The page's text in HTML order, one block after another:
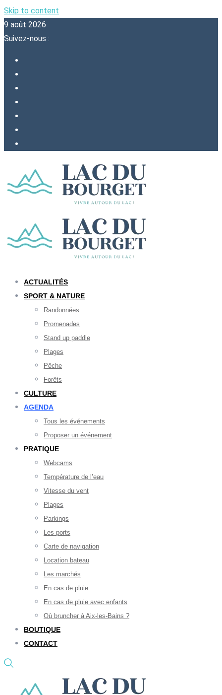
Skip to content
9 août 2026
Suivez-nous :
ACTUALITÉS
SPORT & NATURE
Randonnées
Promenades
Stand up paddle
Plages
Pêche
Forêts
CULTURE
AGENDA
Tous les événements
Proposer un événement
PRATIQUE
Webcams
Température de l’eau
Vitesse du vent
Plages
Parkings
Les ports
Carte de navigation
Location bateau
Les marchés
En cas de pluie
En cas de pluie avec enfants
Où bruncher à Aix-les-Bains ?
BOUTIQUE
CONTACT